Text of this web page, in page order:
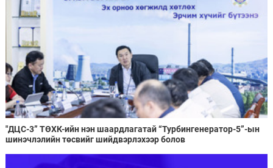
"ДЦС-3” ТӨХК-ийн нэн шаардлагатай “Турбингенератор-5”-ын
шинэчлэлийн төсвийг шийдвэрлэхээр болов